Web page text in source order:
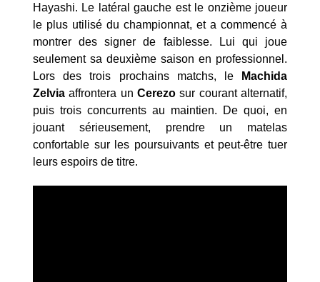
Hayashi. Le latéral gauche est le onzième joueur
le plus utilisé du championnat, et a commencé à
montrer des signer de faiblesse. Lui qui joue
seulement sa deuxième saison en professionnel.
Lors des trois prochains matchs, le
Machida
Zelvia affrontera un Cerezo sur courant alternatif,
puis trois concurrents au maintien. De quoi, en
jouant sérieusement, prendre un matelas
confortable sur les poursuivants et peut-être tuer
leurs espoirs de titre.